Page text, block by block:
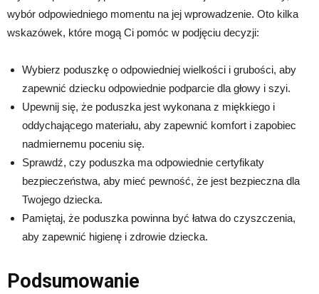
wybór odpowiedniego momentu na jej wprowadzenie. Oto kilka
wskazówek, które mogą Ci pomóc w podjęciu decyzji:
Wybierz poduszkę o odpowiedniej wielkości i grubości, aby
zapewnić dziecku odpowiednie podparcie dla głowy i szyi.
Upewnij się, że poduszka jest wykonana z miękkiego i
oddychającego materiału, aby zapewnić komfort i zapobiec
nadmiernemu poceniu się.
Sprawdź, czy poduszka ma odpowiednie certyfikaty
bezpieczeństwa, aby mieć pewność, że jest bezpieczna dla
Twojego dziecka.
Pamiętaj, że poduszka powinna być łatwa do czyszczenia,
aby zapewnić higienę i zdrowie dziecka.
Podsumowanie